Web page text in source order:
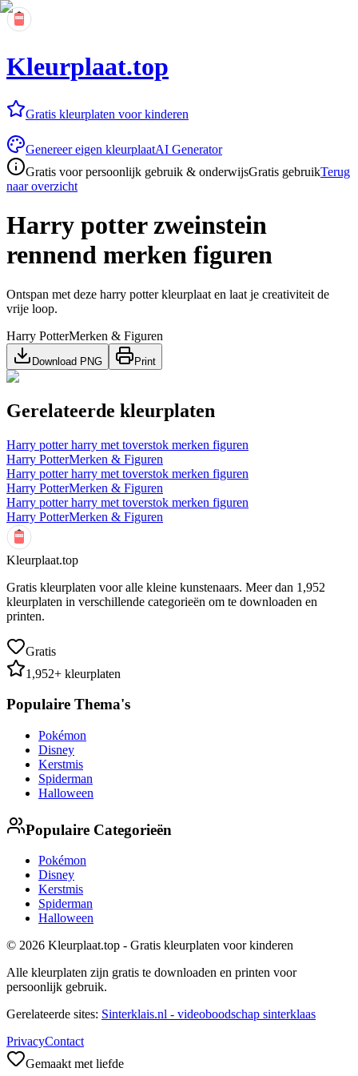
Kleurplaat.top
Gratis kleurplaten voor kinderen
Genereer eigen kleurplaatAI Generator
Gratis voor persoonlijk gebruik & onderwijsGratis gebruikTerug
naar overzicht
Harry potter zweinstein
rennend merken figuren
Ontspan met deze harry potter kleurplaat en laat je creativiteit de
vrije loop.
Harry PotterMerken & Figuren
Download PNG Print
Gerelateerde kleurplaten
Harry potter harry met toverstok merken figuren
Harry PotterMerken & Figuren
Harry potter harry met toverstok merken figuren
Harry PotterMerken & Figuren
Harry potter harry met toverstok merken figuren
Harry PotterMerken & Figuren
Kleurplaat.top
Gratis kleurplaten voor alle kleine kunstenaars. Meer dan 1,952
kleurplaten in verschillende categorieën om te downloaden en
printen.
Gratis
1,952+ kleurplaten
Populaire Thema's
Pokémon
Disney
Kerstmis
Spiderman
Halloween
Populaire Categorieën
Pokémon
Disney
Kerstmis
Spiderman
Halloween
© 2026 Kleurplaat.top - Gratis kleurplaten voor kinderen
Alle kleurplaten zijn gratis te downloaden en printen voor
persoonlijk gebruik.
Gerelateerde sites: Sinterklais.nl - videoboodschap sinterklaas
PrivacyContact
Gemaakt met liefde